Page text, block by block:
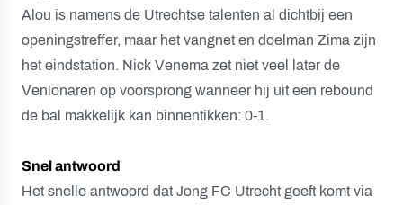
Alou is namens de Utrechtse talenten al dichtbij een
openingstreffer, maar het vangnet en doelman Zima zijn
het eindstation. Nick Venema zet niet veel later de
Venlonaren op voorsprong wanneer hij uit een rebound
de bal makkelijk kan binnentikken: 0-1.
Snel antwoord
Het snelle antwoord dat Jong FC Utrecht geeft komt via